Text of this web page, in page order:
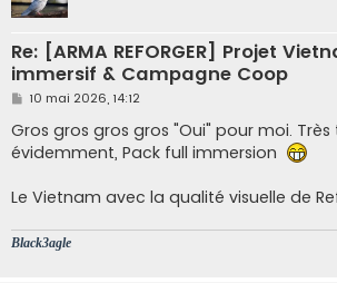
Re: [ARMA REFORGER] Projet
immersif & Campagne Coop
M
s
s
a
10 mai 2026, 14:12
Gros gros gros gros "Oui" pour moi. Très
évidemment, Pack full immersion
Le Vietnam avec la qualité visuelle de
Black3agle